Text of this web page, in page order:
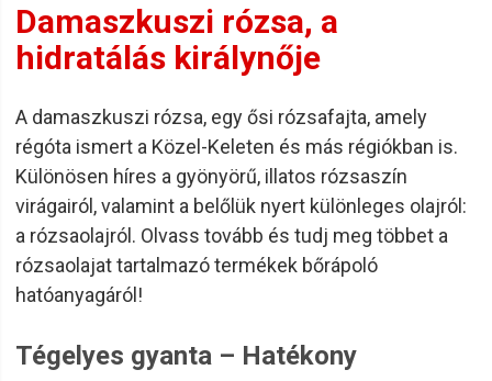
Damaszkuszi rózsa, a
hidratálás királynője
A damaszkuszi rózsa, egy ősi rózsafajta, amely
régóta ismert a Közel-Keleten és más régiókban is.
Különösen híres a gyönyörű, illatos rózsaszín
virágairól, valamint a belőlük nyert különleges olajról:
a rózsaolajról. Olvass tovább és tudj meg többet a
rózsaolajat tartalmazó termékek bőrápoló
hatóanyagáról!
Tégelyes gyanta – Hatékony